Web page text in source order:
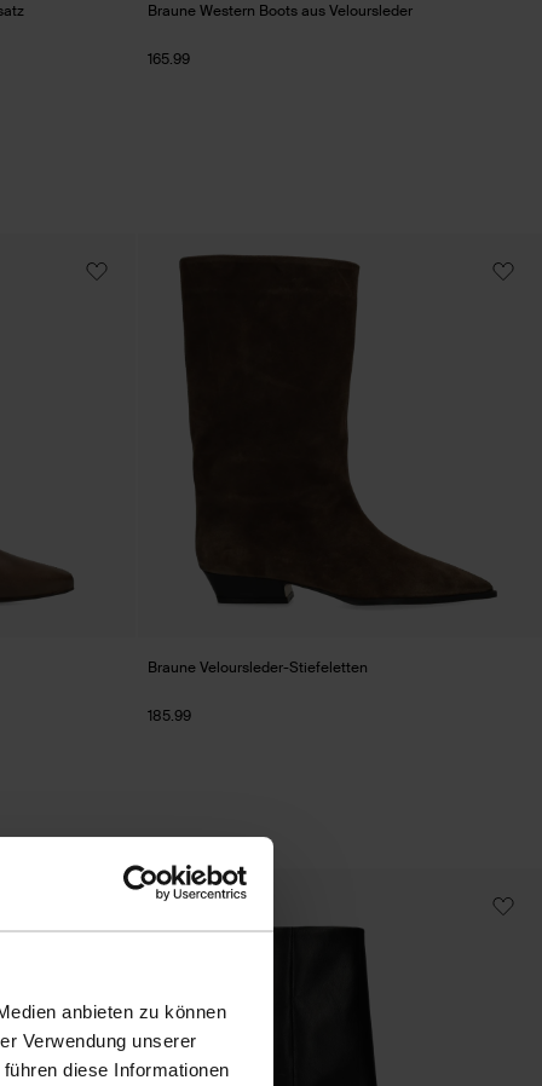
anbieten zu können
Verwendung unserer
diese Informationen
Braune Western Boots aus Veloursleder
165.99
Braune Veloursleder-Stiefeletten
185.99
- 60%